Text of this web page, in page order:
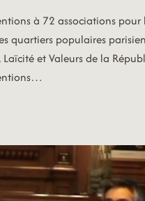
à 72 associations
quartiers populaires
et Valeurs de la